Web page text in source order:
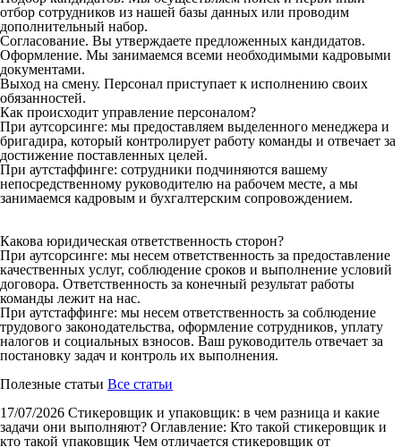
отбор сотрудников из нашей базы данных или проводим
дополнительный набор.
Согласование. Вы утверждаете предложенных кандидатов.
Оформление. Мы занимаемся всеми необходимыми кадровыми
документами.
Выход на смену. Персонал приступает к исполнению своих
обязанностей.
Как происходит управление персоналом?
При аутсорсинге: мы предоставляем выделенного менеджера и
бригадира, который контролирует работу команды и отвечает за
достижение поставленных целей.
При аутстаффинге: сотрудники подчиняются вашему
непосредственному руководителю на рабочем месте, а мы
занимаемся кадровым и бухгалтерским сопровождением.
Какова юридическая ответственность сторон?
При аутсорсинге: мы несем ответственность за предоставление
качественных услуг, соблюдение сроков и выполнение условий
договора. Ответственность за конечный результат работы
команды лежит на нас.
При аутстаффинге: мы несем ответственность за соблюдение
трудового законодательства, оформление сотрудников, уплату
налогов и социальных взносов. Ваш руководитель отвечает за
постановку задач и контроль их выполнения.
Полезные статьи Все статьи
17/07/2026 Стикеровщик и упаковщик: в чем разница и какие
задачи они выполняют? Оглавление: Кто такой стикеровщик и
кто такой упаковщик Чем отличается стикеровщик от